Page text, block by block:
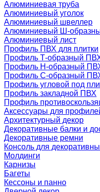
Алюминиевая труба
Алюминиевый уголок
Алюминиевый швеллер
Алюминиевый Ш-
Алюминиевый лист
Профиль ПВХ для плитки
Профиль Т-образный
Профиль H-образный
Профиль C-образный
Профиль угловой под
Профиль закладной ПВХ
Профиль
Аксессуары для
Архитектурный декор
Декоративные балки и
Декоративные ремни
Консоль для
Молдинги
Карнизы
Багеты
Кессоны и панно